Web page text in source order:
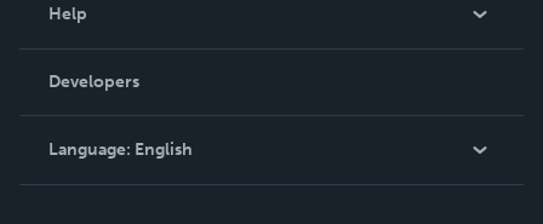
Podcast
Help
Order Lookup
Knowledge Base
Contact Support
Developers
Language: English